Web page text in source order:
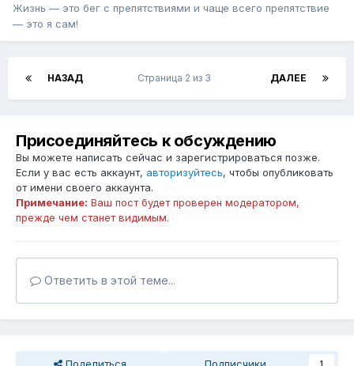
Жизнь — это бег с препятствиями и чаще всего препятствие
— это я сам!
НАЗАД ДАЛЕЕ
Страница 2 из 3
Присоединяйтесь к обсуждению
Вы можете написать сейчас и зарегистрироваться позже.
Если у вас есть аккаунт, авторизуйтесь, чтобы опубликовать
от имени своего аккаунта.
Примечание: Ваш пост будет проверен модератором,
прежде чем станет видимым.
Ответить в этой теме...
1